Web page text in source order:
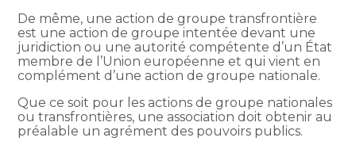
De même, une action de groupe transfrontière
est une action de groupe intentée devant une
juridiction ou une autorité compétente d’un État
membre de l’Union européenne et qui vient en
complément d’une action de groupe nationale.
Que ce soit pour les actions de groupe nationales
ou transfrontières, une association doit obtenir au
préalable un agrément des pouvoirs publics.